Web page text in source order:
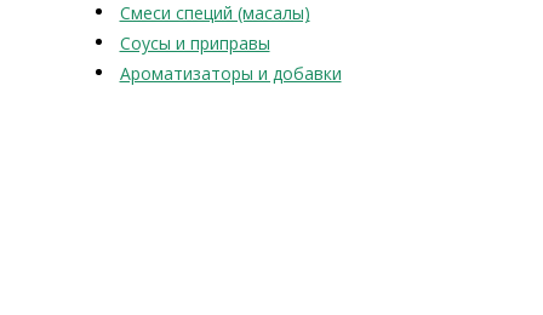
Смеси специй (масалы)
Соусы и приправы
Ароматизаторы и добавки